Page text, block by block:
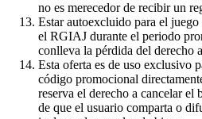
no es merecedor de recibir un
Estar autoexcluido para el
el RGIAJ durante el periodo
conlleva la pérdida del derecho
Esta oferta es de uso exclusivo
código promocional
reserva el derecho a cancelar el
de que el usuario comparta o